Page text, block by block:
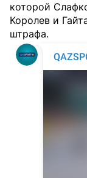
которой
Королев и
штрафа.